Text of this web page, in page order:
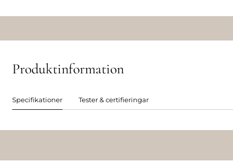
Produktinformation
Specifikationer Tester & certifieringar